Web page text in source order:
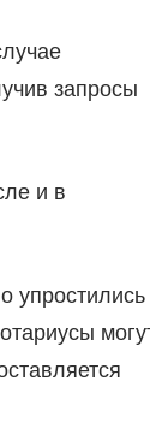
запросы
и в
упростились